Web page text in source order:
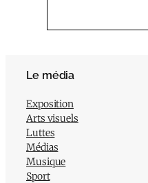
Le média
Exposition
Arts visuels
Luttes
Médias
Musique
Sport